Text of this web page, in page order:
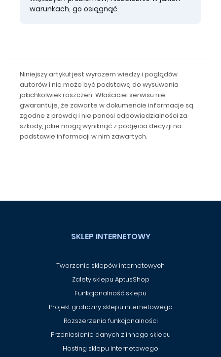
warunkach, go osiągnąć.
Niniejszy artykuł jest wyrazem wiedzy i poglądów
autorów i nie może być podstawą do wysuwania
jakichkolwiek roszczeń. Właściciel serwisu nie
gwarantuje, że zawarte w dokumencie informacje są
zgodne z prawdą i nie ponosi odpowiedzialności za
szkody, jakie mogą wyniknąć z podjęcia decyzji na
podstawie informacji w nim zawartych.
SKLEP INTERNETOWY
Tworzenie sklepów internetowych
Zalety sklepu AptusShop
Funkcjonalność sklepu
Projekt graficzny sklepu internetowego
Rozszerzenia funkcjonalności
Przeniesienie danych z innego sklepu
Hosting sklepu internetowego